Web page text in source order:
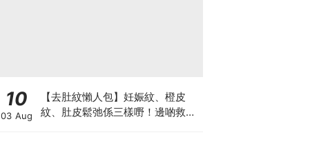
10
03 Aug
【去肚紋懶人包】妊娠紋、橙皮
紋、肚皮鬆弛係三樣嘢！邊啲救得